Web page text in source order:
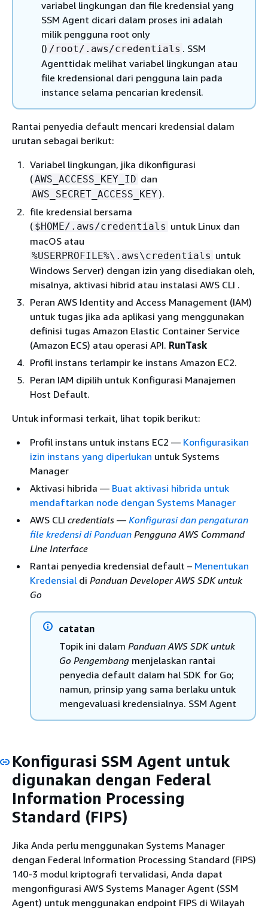
variabel lingkungan dan file kredensial yang
SSM Agent dicari dalam proses ini adalah
milik pengguna root only
() /root/.aws/credentials . SSM
Agenttidak melihat variabel lingkungan atau
file kredensional dari pengguna lain pada
instance selama pencarian kredensil.
Rantai penyedia default mencari kredensial dalam
urutan sebagai berikut:
Variabel lingkungan, jika dikonfigurasi
(AWS_ACCESS_KEY_ID dan
AWS_SECRET_ACCESS_KEY).
file kredensial bersama
( $HOME/.aws/credentials untuk Linux dan
macOS atau
%USERPROFILE%\.aws\credentials untuk
Windows Server) dengan izin yang disediakan oleh,
misalnya, aktivasi hibrid atau instalasi AWS CLI .
Peran AWS Identity and Access Management (IAM)
untuk tugas jika ada aplikasi yang menggunakan
definisi tugas Amazon Elastic Container Service
(Amazon ECS) atau operasi API. RunTask
Profil instans terlampir ke instans Amazon EC2.
Peran IAM dipilih untuk Konfigurasi Manajemen
Host Default.
Untuk informasi terkait, lihat topik berikut:
Profil instans untuk instans EC2 — Konfigurasikan
izin instans yang diperlukan untuk Systems
Manager
Aktivasi hibrida — Buat aktivasi hibrida untuk
mendaftarkan node dengan Systems Manager
AWS CLI credentials — Konfigurasi dan pengaturan
file kredensi di Panduan Pengguna AWS Command
Line Interface
Rantai penyedia kredensial default – Menentukan
Kredensial di Panduan Developer AWS SDK untuk
Go
catatan
Topik ini dalam Panduan AWS SDK untuk
Go Pengembang menjelaskan rantai
penyedia default dalam hal SDK for Go;
namun, prinsip yang sama berlaku untuk
mengevaluasi kredensialnya. SSM Agent
Konfigurasi SSM Agent untuk
digunakan dengan Federal
Information Processing
Standard (FIPS)
Jika Anda perlu menggunakan Systems Manager
dengan Federal Information Processing Standard (FIPS)
140-3 modul kriptografi tervalidasi, Anda dapat
mengonfigurasi AWS Systems Manager Agent (SSM
Agent) untuk menggunakan endpoint FIPS di Wilayah